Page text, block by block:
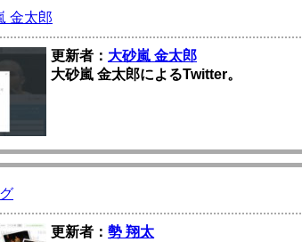
金太郎
更新者： 大砂嵐 金太郎
大砂嵐 金太郎によるTwitter。
更新者： 勢 翔太